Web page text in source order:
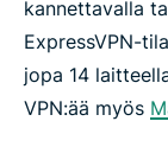
kannettavalla
ExpressVPN-
jopa 14
VPN:ää myös